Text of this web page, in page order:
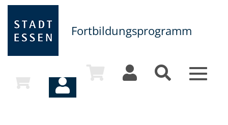
Fortbildungsprogramm
Toggle